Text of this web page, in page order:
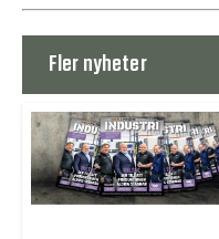
Fler nyheter